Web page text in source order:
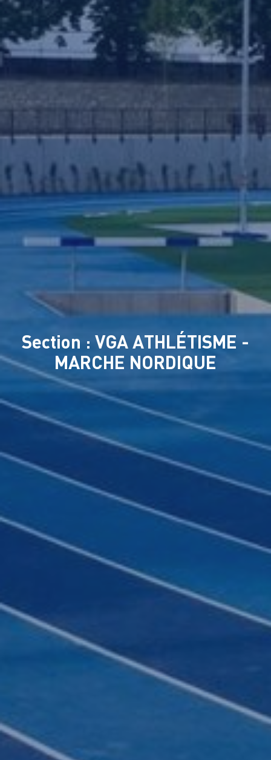
Section : VGA ATHLÉTISME -
MARCHE NORDIQUE